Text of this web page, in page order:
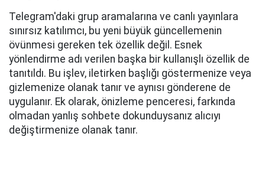
Telegram'daki grup aramalarına ve canlı yayınlara
sınırsız katılımcı, bu yeni büyük güncellemenin
övünmesi gereken tek özellik değil. Esnek
yönlendirme adı verilen başka bir kullanışlı özellik de
tanıtıldı. Bu işlev, iletirken başlığı göstermenize veya
gizlemenize olanak tanır ve aynısı gönderene de
uygulanır. Ek olarak, önizleme penceresi, farkında
olmadan yanlış sohbete dokunduysanız alıcıyı
değiştirmenize olanak tanır.